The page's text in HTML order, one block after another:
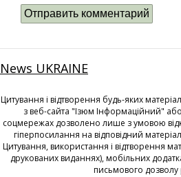
News UKRAINE
Цитування і відтворення будь-яких
з веб-сайта "Ізюм Інформаційний" або
соцмережах дозволено лише з умовою
гіперпосилання на відповідний
Цитування, використання і відтворення
друкованих виданнях), мобільних
письмового дозволу